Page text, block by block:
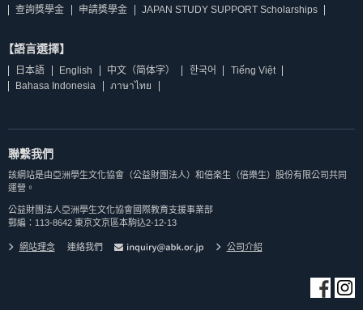
查詢獎學金 申請獎學金 JAPAN STUDY SUPPORT Scholarships
【語言選擇】
日本語 English 中文（简体字） 한국어
Tiếng Việt
Bahasa Indonesia
ภาษาไทย
聯繫我們
該網站是由亞洲學生文化協會（公益財團法人）和倍楽生（倍樂生）股份有限公司共同
運營。
公益財團法人亞洲學生文化協會國際教育支援事業部
郵編：113-8642 東京文京區本駒込2-12-13
網站理念 連絡我們 公司介紹